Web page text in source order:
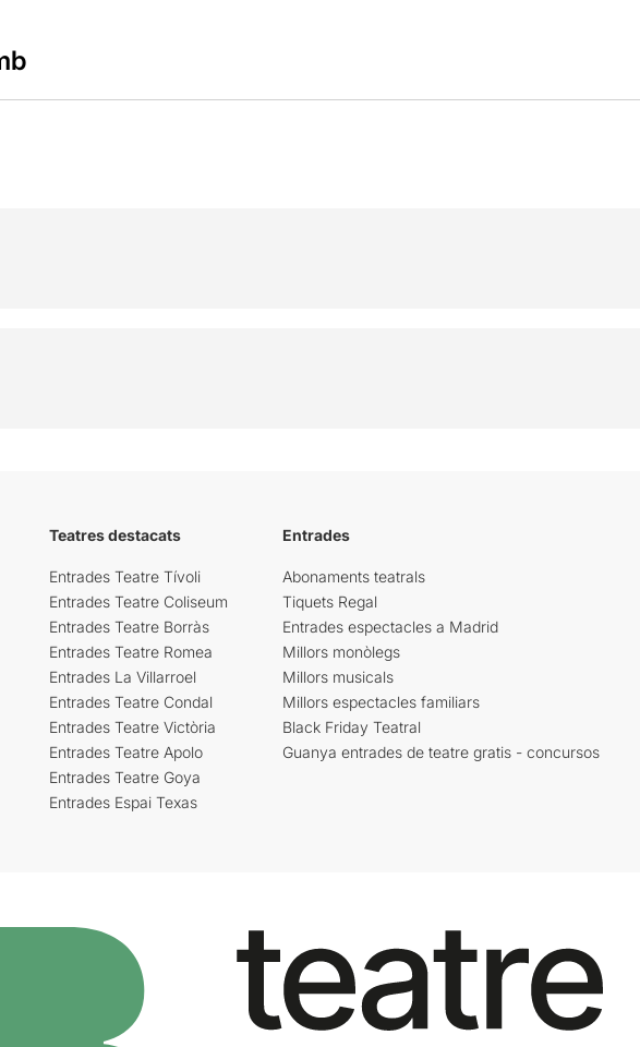
Teatres destacats
Entrades Teatre Tívoli
Entrades Teatre Coliseum
Entrades Teatre Borràs
Entrades Teatre Romea
Entrades La Villarroel
Entrades Teatre Condal
Entrades Teatre Victòria
Entrades Teatre Apolo
Entrades Teatre Goya
Entrades Espai Texas
Entrades
Abonaments teatrals
Tiquets Regal
Entrades espectacles a Madrid
Millors monòlegs
Millors musicals
Millors espectacles familiars
Black Friday Teatral
Guanya entrades de teatre gratis - concursos